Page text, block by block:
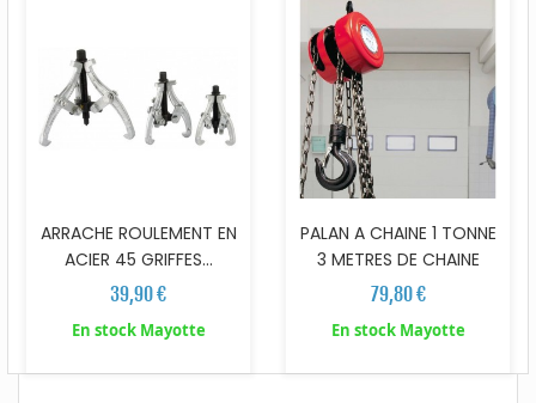
ARRACHE ROULEMENT EN
ACIER 45 GRIFFES...
39,90 €
En stock Mayotte
PALAN A CHAINE 1 TONNE
3 METRES DE CHAINE
79,80 €
En stock Mayotte